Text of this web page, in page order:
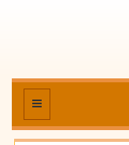
منو